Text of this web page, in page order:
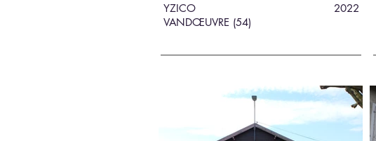
YZICO
VANDŒUVRE (54)
2022